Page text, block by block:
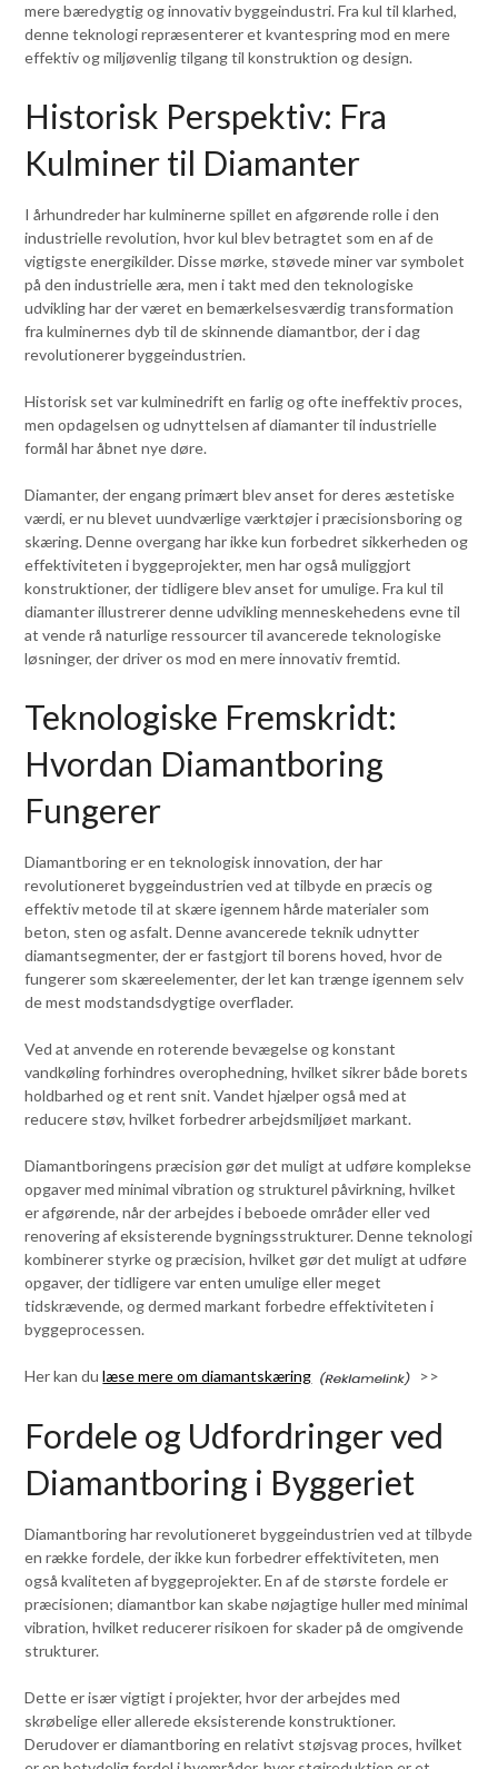
mere bæredygtig og innovativ byggeindustri. Fra kul til klarhed,
denne teknologi repræsenterer et kvantespring mod en mere
effektiv og miljøvenlig tilgang til konstruktion og design.
Historisk Perspektiv: Fra
Kulminer til Diamanter
I århundreder har kulminerne spillet en afgørende rolle i den
industrielle revolution, hvor kul blev betragtet som en af de
vigtigste energikilder. Disse mørke, støvede miner var symbolet
på den industrielle æra, men i takt med den teknologiske
udvikling har der været en bemærkelsesværdig transformation
fra kulminernes dyb til de skinnende diamantbor, der i dag
revolutionerer byggeindustrien.
Historisk set var kulminedrift en farlig og ofte ineffektiv proces,
men opdagelsen og udnyttelsen af diamanter til industrielle
formål har åbnet nye døre.
Diamanter, der engang primært blev anset for deres æstetiske
værdi, er nu blevet uundværlige værktøjer i præcisionsboring og
skæring. Denne overgang har ikke kun forbedret sikkerheden og
effektiviteten i byggeprojekter, men har også muliggjort
konstruktioner, der tidligere blev anset for umulige. Fra kul til
diamanter illustrerer denne udvikling menneskehedens evne til
at vende rå naturlige ressourcer til avancerede teknologiske
løsninger, der driver os mod en mere innovativ fremtid.
Teknologiske Fremskridt:
Hvordan Diamantboring
Fungerer
Diamantboring er en teknologisk innovation, der har
revolutioneret byggeindustrien ved at tilbyde en præcis og
effektiv metode til at skære igennem hårde materialer som
beton, sten og asfalt. Denne avancerede teknik udnytter
diamantsegmenter, der er fastgjort til borens hoved, hvor de
fungerer som skæreelementer, der let kan trænge igennem selv
de mest modstandsdygtige overflader.
Ved at anvende en roterende bevægelse og konstant
vandkøling forhindres overophedning, hvilket sikrer både borets
holdbarhed og et rent snit. Vandet hjælper også med at
reducere støv, hvilket forbedrer arbejdsmiljøet markant.
Diamantboringens præcision gør det muligt at udføre komplekse
opgaver med minimal vibration og strukturel påvirkning, hvilket
er afgørende, når der arbejdes i beboede områder eller ved
renovering af eksisterende bygningsstrukturer. Denne teknologi
kombinerer styrke og præcision, hvilket gør det muligt at udføre
opgaver, der tidligere var enten umulige eller meget
tidskrævende, og dermed markant forbedre effektiviteten i
byggeprocessen.
Her kan dulæse mere om diamantskæring >>
Fordele og Udfordringer ved
Diamantboring i Byggeriet
Diamantboring har revolutioneret byggeindustrien ved at tilbyde
en række fordele, der ikke kun forbedrer effektiviteten, men
også kvaliteten af byggeprojekter. En af de største fordele er
præcisionen; diamantbor kan skabe nøjagtige huller med minimal
vibration, hvilket reducerer risikoen for skader på de omgivende
strukturer.
Dette er især vigtigt i projekter, hvor der arbejdes med
skrøbelige eller allerede eksisterende konstruktioner.
Derudover er diamantboring en relativt støjsvag proces, hvilket